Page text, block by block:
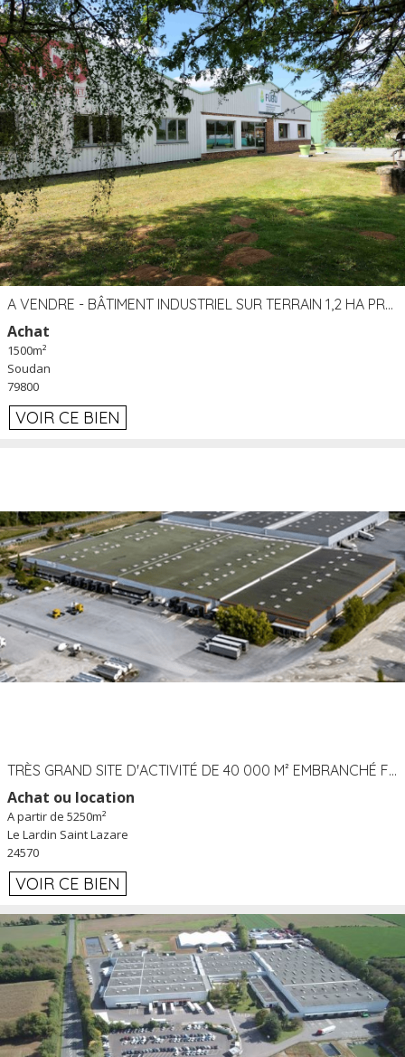
A VENDRE - BÂTIMENT INDUSTRIEL SUR TERRAIN 1,2 HA PROCHE ÉCHANGEUR A10 - SOUDAN (79)
Achat
1500m²
Soudan
79800
VOIR CE BIEN
TRÈS GRAND SITE D'ACTIVITÉ DE 40 000 M² EMBRANCHÉ FER AU LARDIN SAINT LAZARE (24) PROCHE A89 À LOUER
Achat ou location
A partir de 5250m²
Le Lardin Saint Lazare
24570
VOIR CE BIEN